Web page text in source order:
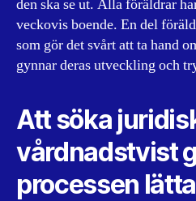
den ska se ut. Alla föräldrar
veckovis boende. En del
som gör det svårt att ta hand
gynnar deras utveckling och
Att söka
vårdnadstvist
processen